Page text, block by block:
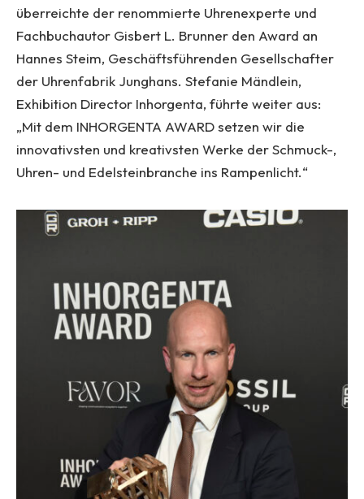
überreichte der renommierte Uhrenexperte und
Fachbuchautor Gisbert L. Brunner den Award an
Hannes Steim, Geschäftsführenden Gesellschafter
der Uhrenfabrik Junghans. Stefanie Mändlein,
Exhibition Director Inhorgenta, führte weiter aus:
„Mit dem INHORGENTA AWARD setzen wir die
innovativsten und kreativsten Werke der Schmuck-,
Uhren- und Edelsteinbranche ins Rampenlicht.“